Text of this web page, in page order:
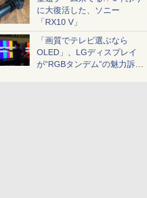
に大復活した、ソニー
「RX10 V」
「画質でテレビ選ぶなら
OLED」、LGディスプレイ
が“RGBタンデム”の魅力訴